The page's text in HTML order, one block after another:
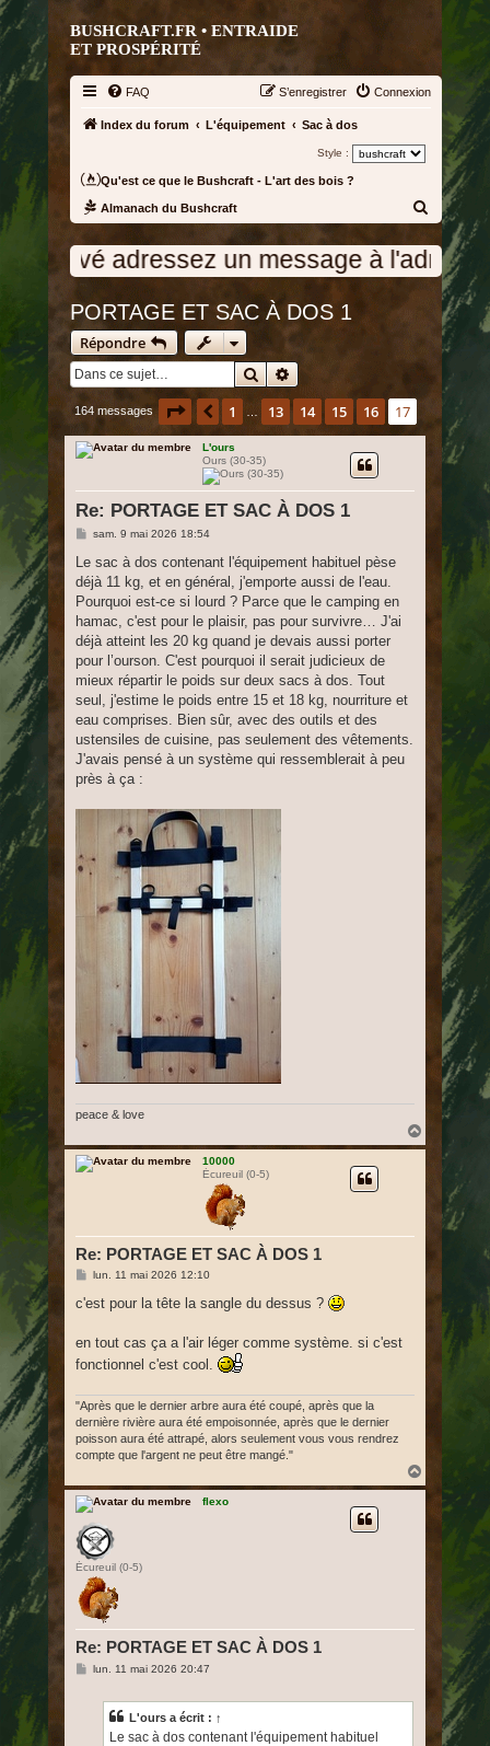
BUSHCRAFT.FR • ENTRAIDE
ET PROSPÉRITÉ
FAQ Connexion
S’enregistrer
Index du forum L'équipement Sac à dos
Style :
Qu'est ce que le Bushcraft - L'art des bois ?
Almanach du Bushcraft
e
adressez un message à
PORTAGE ET SAC À DOS 1
Répondre
RechercherRecherche avancée
164 messages Page 17 sur 17
Précédente
1 13 14 15 16 17
L'ours
Ours (30-35)
Re: PORTAGE ET SAC À DOS 1
M
s
a
g
sam. 9 mai 2026 18:54
Le sac à dos contenant l'équipement habituel pèse
déjà 11 kg, et en général, j'emporte aussi de l'eau.
Pourquoi est-ce si lourd ? Parce que le camping en
hamac, c'est pour le plaisir, pas pour survivre… J'ai
déjà atteint les 20 kg quand je devais aussi porter
pour l’ourson. C'est pourquoi il serait judicieux de
mieux répartir le poids sur deux sacs à dos. Tout
seul, j'estime le poids entre 15 et 18 kg, nourriture et
eau comprises. Bien sûr, avec des outils et des
ustensiles de cuisine, pas seulement des vêtements.
J'avais pensé à un système qui ressemblerait à peu
près à ça :
peace & love
a
10000
Écureuil (0-5)
Re: PORTAGE ET SAC À DOS 1
M
s
g
lun. 11 mai 2026 12:10
c'est pour la tête la sangle du dessus ?
en tout cas ça a l'air léger comme système. si c'est
fonctionnel c'est cool.
"Après que le dernier arbre aura été coupé, après que la
dernière rivière aura été empoisonnée, après que le dernier
poisson aura été attrapé, alors seulement vous vous rendrez
compte que l'argent ne peut être mangé."
a
u
flexo
Écureuil (0-5)
Re: PORTAGE ET SAC À DOS 1
Mlun. 11 mai 2026 20:47
L'ours a écrit : ↑
Le sac à dos contenant l'équipement habituel